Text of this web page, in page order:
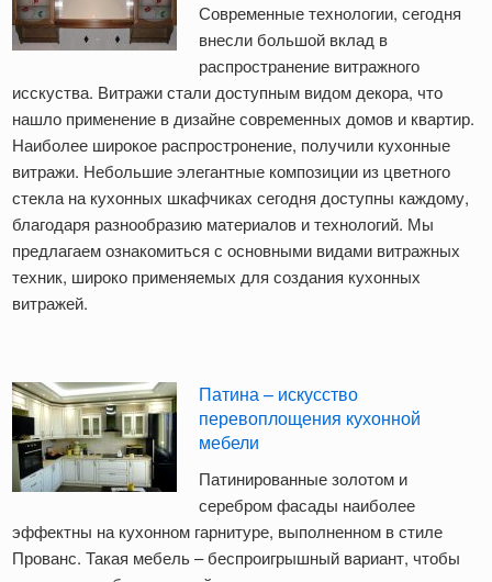
Современные технологии, сегодня
внесли большой вклад в
распространение витражного
исскуства. Витражи стали доступным видом декора, что
нашло применение в дизайне современных домов и квартир.
Наиболее широкое распростронение, получили кухонные
витражи. Небольшие элегантные композиции из цветного
стекла на кухонных шкафчиках сегодня доступны каждому,
благодаря разнообразию материалов и технологий. Мы
предлагаем ознакомиться с основными видами витражных
техник, широко применяемых для создания кухонных
витражей.
Патина – искусство
перевоплощения кухонной
мебели
Патинированные золотом и
серебром фасады наиболее
эффектны на кухонном гарнитуре, выполненном в стиле
Прованс. Такая мебель – беспроигрышный вариант, чтобы